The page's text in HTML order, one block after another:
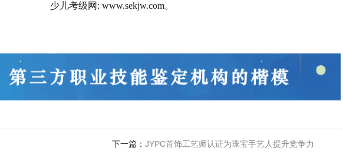
少儿考级网: www.sekjw.com。
下一篇： JYPC首饰工艺师认证为珠宝手艺人提升竞争力